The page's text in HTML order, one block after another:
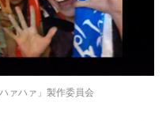
ァハァ」製作委員会